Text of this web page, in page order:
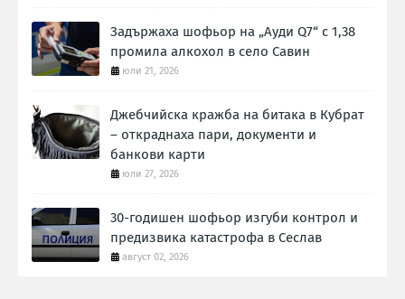
Задържаха шофьор на „Ауди Q7“ с 1,38
промила алкохол в село Савин
юли 21, 2026
Джебчийска кражба на битака в Кубрат
– откраднаха пари, документи и
банкови карти
юли 27, 2026
30-годишен шофьор изгуби контрол и
предизвика катастрофа в Сеслав
август 02, 2026